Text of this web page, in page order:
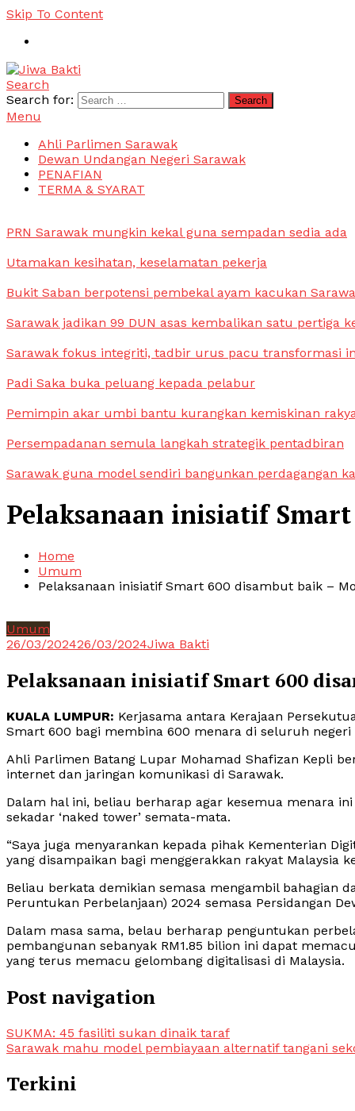
Skip To Content
Jiwa Bakti
Suara PBB Sarawak
Search
Search for:
Menu
Ahli Parlimen Sarawak
Dewan Undangan Negeri Sarawak
PENAFIAN
TERMA & SYARAT
PRN Sarawak mungkin kekal guna sempadan sedia ada
Utamakan kesihatan, keselamatan pekerja
Bukit Saban berpotensi pembekal ayam kacukan
Sarawak jadikan 99 DUN asas kembalikan satu pertiga
Sarawak fokus integriti, tadbir urus pacu transformasi
Padi Saka buka peluang kepada pelabur
Pemimpin akar umbi bantu kurangkan kemiskinan
Persempadanan semula langkah strategik pentadbiran
Sarawak guna model sendiri bangunkan perdagangan
Pelaksanaan inisiatif
Home
Umum
Pelaksanaan inisiatif Smart 600 disambut baik –
Umum
26/03/202426/03/2024Jiwa Bakti
Pelaksanaan inisiatif Smart 600
KUALA LUMPUR: Kerjasama antara Kerajaan
Smart 600 bagi membina 600 menara di seluruh
Ahli Parlimen Batang Lupar Mohamad Shafizan Kepli
internet dan jaringan komunikasi di Sarawak.
Dalam hal ini, beliau berharap agar kesemua menara
sekadar ‘naked tower’ semata-mata.
“Saya juga menyarankan kepada pihak Kementerian
yang disampaikan bagi menggerakkan rakyat Malaysia
Beliau berkata demikian semasa mengambil bahagian
Peruntukan Perbelanjaan) 2024 semasa Persidangan
Dalam masa sama, belau berharap penguntukan
pembangunan sebanyak RM1.85 bilion ini dapat
yang terus memacu gelombang digitalisasi di Malaysia.
Post navigation
SUKMA: 45 fasiliti sukan dinaik taraf
Sarawak mahu model pembiayaan alternatif tangani
Terkini